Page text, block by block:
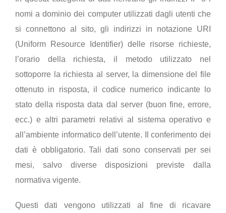
nomi a dominio dei computer utilizzati dagli utenti che
si connettono al sito, gli indirizzi in notazione URI
(Uniform Resource Identifier) delle risorse richieste,
l’orario della richiesta, il metodo utilizzato nel
sottoporre la richiesta al server, la dimensione del file
ottenuto in risposta, il codice numerico indicante lo
stato della risposta data dal server (buon fine, errore,
ecc.) e altri parametri relativi al sistema operativo e
all’ambiente informatico dell’utente. Il conferimento dei
dati è obbligatorio. Tali dati sono conservati per sei
mesi, salvo diverse disposizioni previste dalla
normativa vigente.
Questi dati vengono utilizzati al fine di ricavare